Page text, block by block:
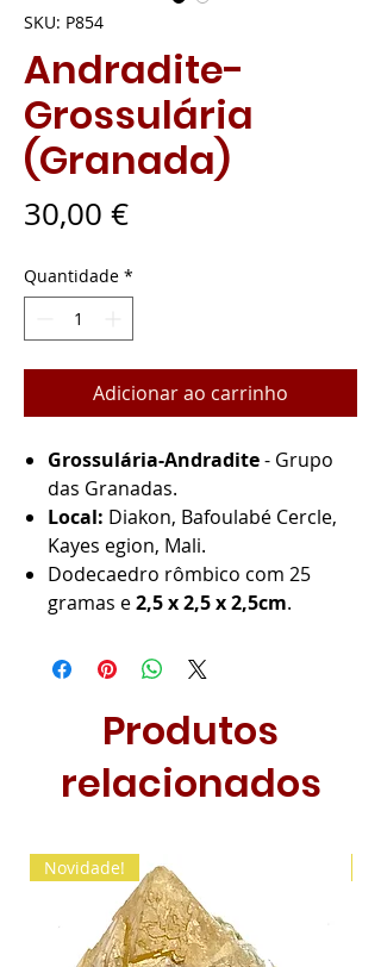
SKU: P854
Andradite-
Grossulária
(Granada)
30,00 €Preço
Quantidade *
Adicionar ao carrinho
Grossulária-Andradite- Grupo
das Granadas.
Local: Diakon, Bafoulabé Cercle,
Kayes egion, Mali.
Dodecaedro rômbico com 25
gramas e2,5 x 2,5 x 2,5cm.
Produtos
relacionados
Novidade!